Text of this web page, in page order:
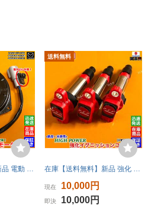
保証【送料無料】新品 電動 ファン モーター【フレア MJ34S / キャロル HB35S / フレアワゴン MM32S】065000-3390 1A20-15-150 065000-3391
送料無料
在庫【送料無料】新品 強化 イグニッションコイル 3本【スクラムバン DG64V DG62V DG52V DH52V】K6A F6A 1A12-18-100 1A07-18-100A 高電圧
現在 10,000円
即決 10,000円